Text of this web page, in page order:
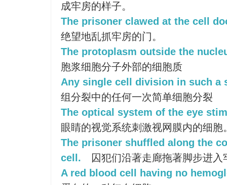
成牢房的样子。
The prisoner clawed at the cell
绝望地乱抓牢房的门。
The protoplasm outside the
胞浆细胞分子外部的细胞质
Any single cell division in such a
组分裂中的任何一次简单细胞分裂
The optical system of the eye
眼睛的视觉系统刺激视网膜内的细胞
The prisoner shuffled along the
cell.
囚犯们沿著走廊拖著脚步进入
A red blood cell having no